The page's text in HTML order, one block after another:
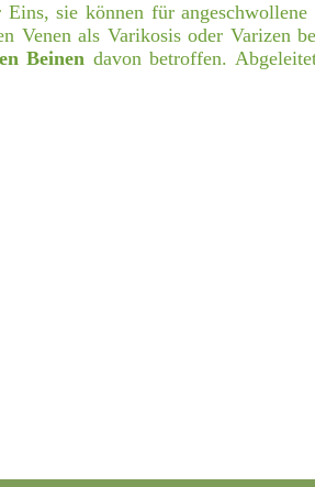
sie können für
als Varikosis oder Varizen
Beinen davon betroffen.